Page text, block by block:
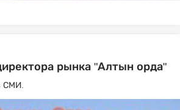
рынка "Алтын орда"
СМИ.